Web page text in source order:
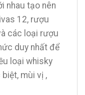
nhau tạo nên
12, rượu
các loại rượu
duy nhất để
loại whisky
mùi vị ,